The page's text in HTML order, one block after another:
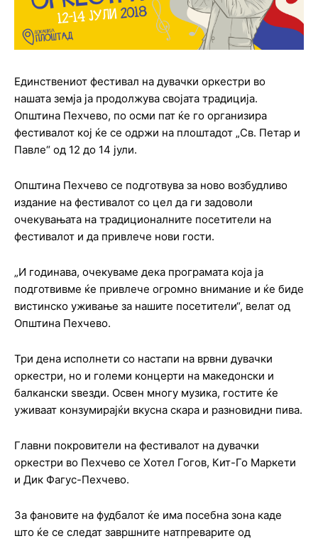
Единствениот фестивал на дувачки оркестри во
нашата земја ја продолжува својата традиција.
Општина Пехчево, по осми пат ќе го организира
фестивалот кој ќе се одржи на плоштадот „Св. Петар и
Павле“ од 12 до 14 јули.
Општина Пехчево се подготвува за ново возбудливо
издание на фестивалот со цел да ги задоволи
очекувањата на традиционалните посетители на
фестивалот и да привлече нови гости.
„И годинава, очекуваме дека програмата која ја
подготвивме ќе привлече огромно внимание и ќе биде
вистинско уживање за нашите посетители“, велат од
Општина Пехчево.
Три дена исполнети со настапи на врвни дувачки
оркестри, но и големи концерти на македонски и
балкански ѕвезди. Освен многу музика, гостите ќе
уживаат конзумирајќи вкусна скара и разновидни пива.
Главни покровители на фестивалот на дувачки
оркестри во Пехчево се Хотел Гогов, Кит-Го Маркети
и Дик Фагус-Пехчево.
За фановите на фудбалот ќе има посебна зона каде
што ќе се следат завршните натпреварите од